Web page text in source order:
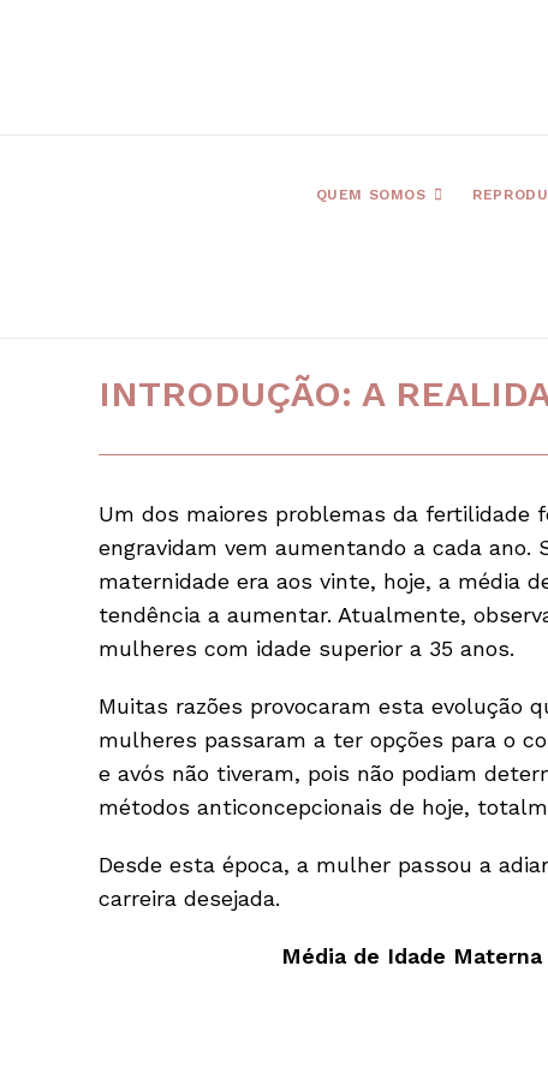
QUEM SOMOS
INTRODUÇÃO: A
Um dos maiores problemas da fertilidade
engravidam vem aumentando a cada ano.
maternidade era aos vinte, hoje, a média
tendência a aumentar. Atualmente,
mulheres com idade superior a 35 anos.
Muitas razões provocaram esta evolução
mulheres passaram a ter opções para o
e avós não tiveram, pois não podiam
métodos anticoncepcionais de hoje,
Desde esta época, a mulher passou a
carreira desejada.
Média de Idade